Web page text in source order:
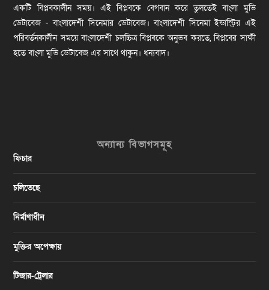
একটি বিপ্লবকালীন সময়। এই বিপ্লবকে বেগবান করে তুলতেই বাংলা মুভি
ডেটাবেজ - বাংলাদেশী সিনেমার ডেটাবেজ। বাংলাদেশী সিনেমা ইন্ডাস্ট্রির এই
পরিবর্তনকালীন সময়ে বাংলাদেশী চলচ্চিত্র বিপ্লবকে অনুভব করতে, বিপ্লবের সাক্ষী
হতে বাংলা মুভি ডেটাবেজ এর সাথে থাকুন। ধন্যবাদ।
অন্যান্য বিভাগসমূহ
ফিচার
চলিতেছে
নির্মাণাধীন
মুক্তির অপেক্ষায়
টিজার-ট্রেলার